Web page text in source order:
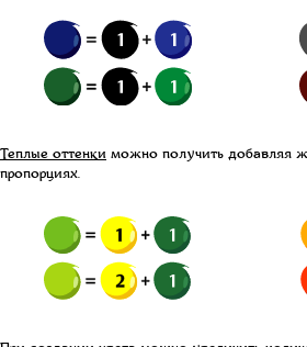
Теплые оттенки можно получить добавляя
пропорциях.